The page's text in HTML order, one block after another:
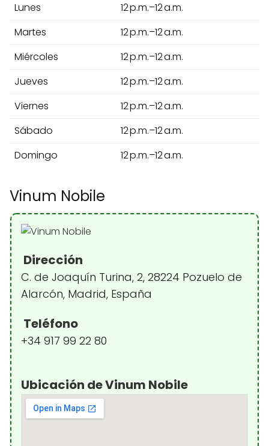
Lunes
12 p.m.–12 a.m.
Martes
12 p.m.–12 a.m.
Miércoles
12 p.m.–12 a.m.
Jueves
12 p.m.–12 a.m.
Viernes
12 p.m.–12 a.m.
Sábado
12 p.m.–12 a.m.
Domingo
12 p.m.–12 a.m.
Vinum Nobile
Dirección
C. de Joaquín Turina, 2, 28224 Pozuelo de
Alarcón, Madrid, España
Teléfono
+34 917 99 22 80
Ubicación de Vinum Nobile